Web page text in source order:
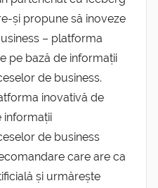
și propune să inoveze
– platforma
pe bază de informații
de business.
inovativă de
informații
de business
care are ca
și urmărește